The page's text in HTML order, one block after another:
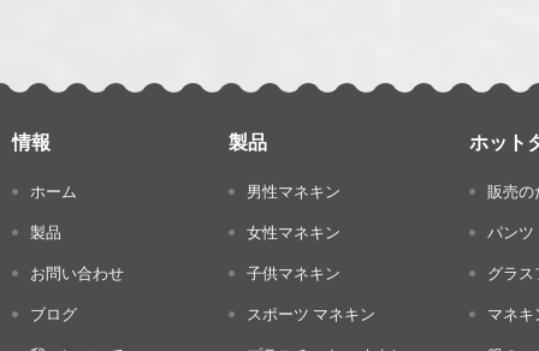
情報
ホーム
製品
お問い合わせ
ブログ
製品
男性マネキン
女性マネキン
子供マネキン
スポーツ マネキン
ホット
販売の
パンツ
グラ
マネ